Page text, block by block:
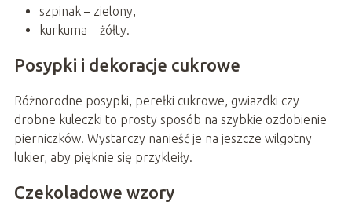
szpinak – zielony,
kurkuma – żółty.
Posypki i dekoracje cukrowe
Różnorodne posypki, perełki cukrowe, gwiazdki czy
drobne kuleczki to prosty sposób na szybkie ozdobienie
pierniczków. Wystarczy nanieść je na jeszcze wilgotny
lukier, aby pięknie się przykleiły.
Czekoladowe wzory